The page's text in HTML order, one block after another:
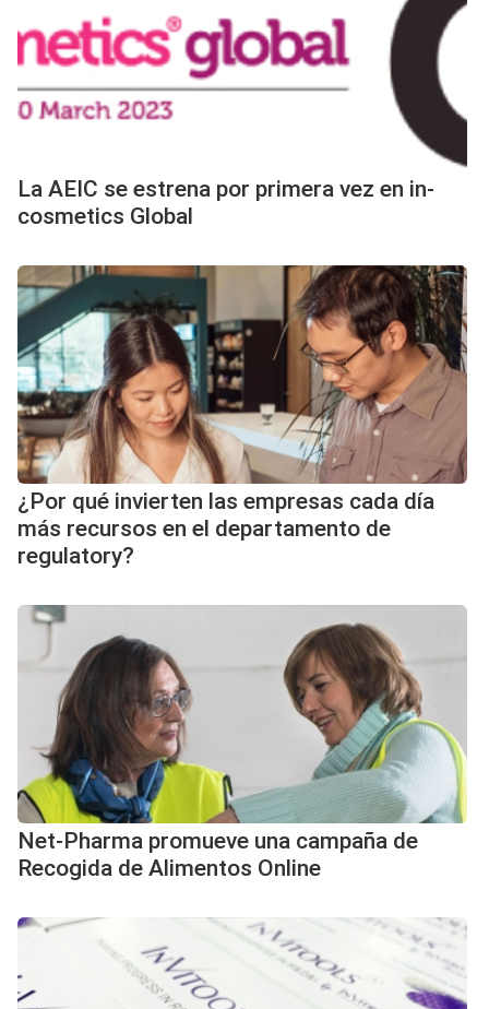
La AEIC se estrena por primera vez en in-
cosmetics Global
¿Por qué invierten las empresas cada día
más recursos en el departamento de
regulatory?
Net-Pharma promueve una campaña de
Recogida de Alimentos Online